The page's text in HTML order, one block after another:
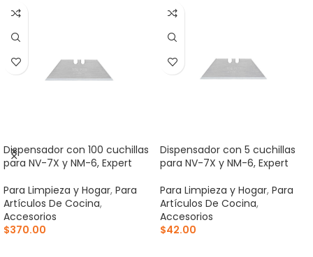
Dispensador con 100 cuchillas
para NV-7X y NM-6, Expert
Para Limpieza y Hogar, Para
Artículos De Cocina,
Accesorios
$370.00
Dispensador con 5 cuchillas
para NV-7X y NM-6, Expert
Para Limpieza y Hogar, Para
Artículos De Cocina,
Accesorios
$42.00